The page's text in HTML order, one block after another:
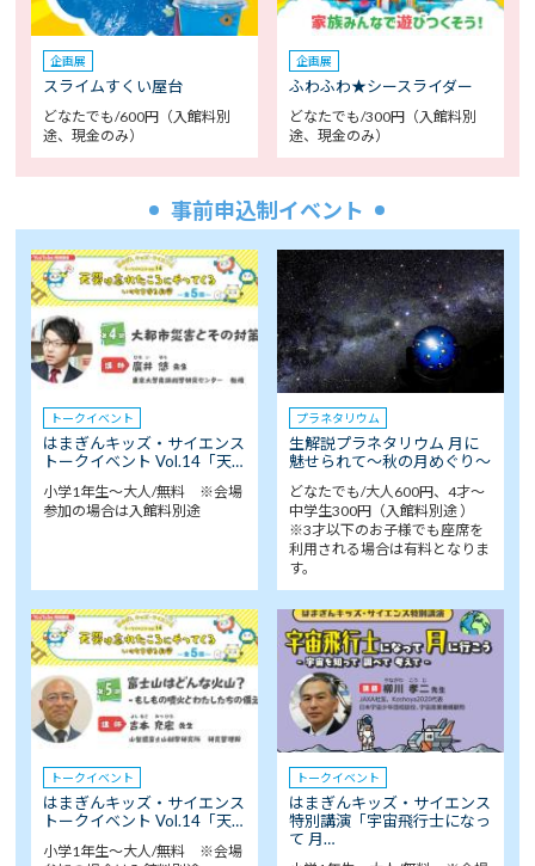
企画展
スライムすくい屋台
どなたでも/600円（入館料別
途、現金のみ）
企画展
ふわふわ★シースライダー
どなたでも/300円（入館料別
途、現金のみ）
事前申込制イベント
トークイベント
はまぎんキッズ・サイエンス
トークイベント Vol.14「天…
小学1年生～大人/無料 ※会場
参加の場合は入館料別途
プラネタリウム
生解説プラネタリウム 月に
魅せられて～秋の月めぐり～
どなたでも/大人600円、4才～
中学生300円（入館料別途 ）
※3才以下のお子様でも座席を
利用される場合は有料となりま
す。
トークイベント
はまぎんキッズ・サイエンス
トークイベント Vol.14「天…
小学1年生～大人/無料 ※会場
トークイベント
はまぎんキッズ・サイエンス
特別講演「宇宙飛行士になっ
て 月…